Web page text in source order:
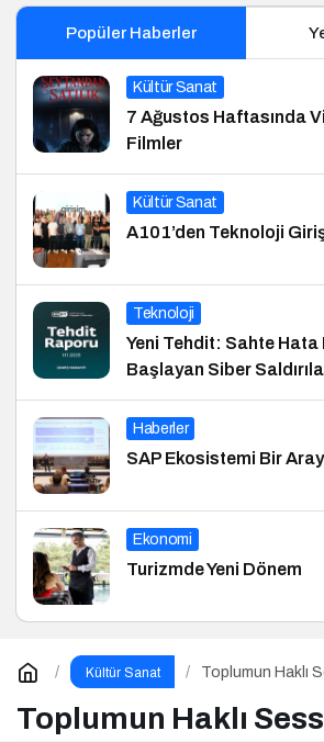
Popüler Haberler
Kültür Sanat
7 Ağustos Haftasında
Filmler
Kültür Sanat
A101’den Teknoloji
Teknoloji
Yeni Tehdit: Sahte Hata
Başlayan Siber
Haberler
SAP Ekosistemi Bir
Ekonomi
Turizmde Yeni Dönem
Kültür Sanat
Toplumun Haklı
Toplumun Haklı